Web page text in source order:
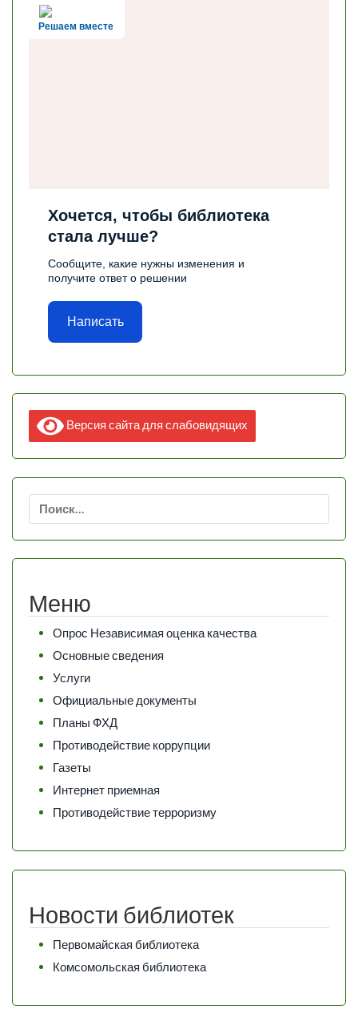
Решаем вместе
Хочется, чтобы библиотека
стала лучше?
Сообщите, какие нужны изменения и
получите ответ о решении
Написать
Версия сайта для слабовидящих
Найти:
Меню
Опрос Независимая оценка качества
Основные сведения
Услуги
Официальные документы
Планы ФХД
Противодействие коррупции
Газеты
Интернет приемная
Противодействие терроризму
Новости библиотек
Первомайская библиотека
Комсомольская библиотека